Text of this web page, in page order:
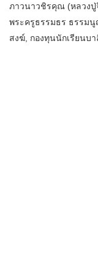
ภาวนาวชิรคุณ (หลวงปู่
พระครูธรรมธร ธรรมนู
สงฆ์, กองทุนนักเรียนบ